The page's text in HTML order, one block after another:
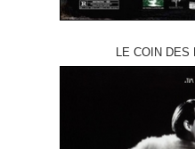
LE COIN DES